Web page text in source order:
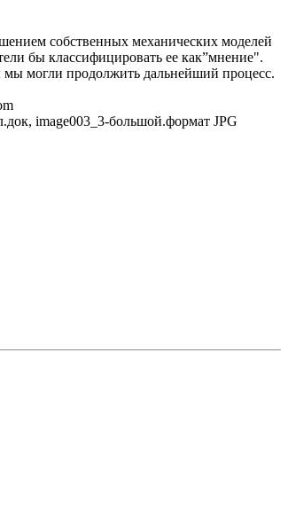
собственных механических моделей
бы классифицировать ее как”мнение".
мы могли продолжить дальнейший процесс.
image003_3-большой.формат JPG